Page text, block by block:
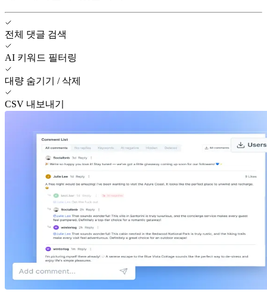
전체 댓글 검색
AI 키워드 필터링
대량 숨기기 / 삭제
CSV 내보내기